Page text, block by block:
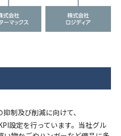
制及び削減に向けて、
設定を行っています。当社グル